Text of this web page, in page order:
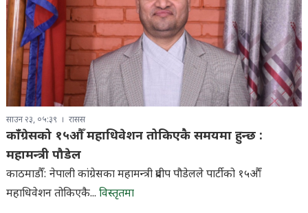
साउन २३, ०५:३९ रासस
काँग्रेसको १५औँ महाधिवेशन तोकिएकै समयमा हुन्छ :
महामन्त्री पौडेल
काठमाडौँ: नेपाली कांग्रेसका महामन्त्री प्रदीप पौडेलले पार्टीको १५औँ
महाधिवेशन तोकिएकै... विस्तृतमा